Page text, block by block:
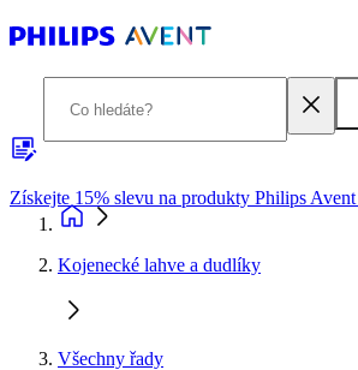
Získejte 15% slevu na produkty Philips Avent
Kojenecké lahve a dudlíky
Všechny řady